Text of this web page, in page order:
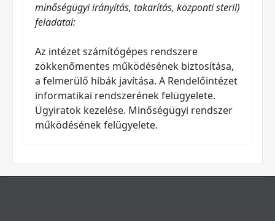
minőségügyi irányítás, takarítás, központi steril)
feladatai:
Az intézet számítógépes rendszere
zökkenőmentes működésének biztosítása,
a felmerülő hibák javítása. A Rendelőintézet
informatikai rendszerének felügyelete.
Ügyiratok kezelése. Minőségügyi rendszer
működésének felügyelete.